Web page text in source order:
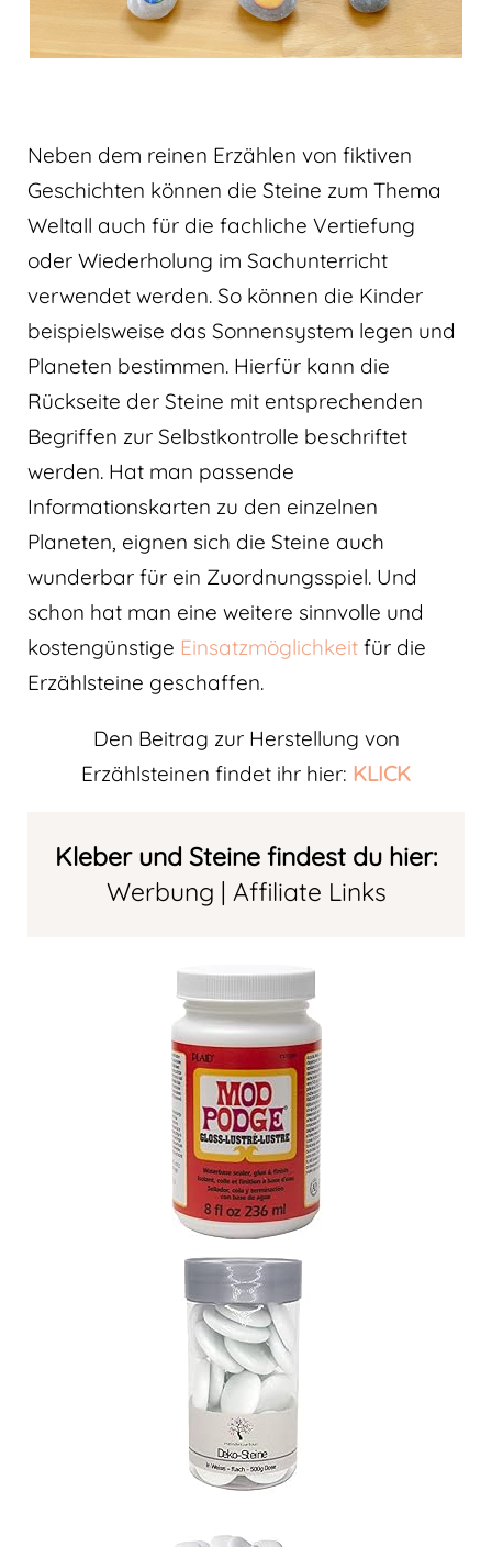
Neben dem reinen Erzählen von fiktiven
Geschichten können die Steine zum Thema
Weltall auch für die fachliche Vertiefung
oder Wiederholung im Sachunterricht
verwendet werden. So können die Kinder
beispielsweise das Sonnensystem legen und
Planeten bestimmen. Hierfür kann die
Rückseite der Steine mit entsprechenden
Begriffen zur Selbstkontrolle beschriftet
werden. Hat man passende
Informationskarten zu den einzelnen
Planeten, eignen sich die Steine auch
wunderbar für ein Zuordnungsspiel. Und
schon hat man eine weitere sinnvolle und
kostengünstige Einsatzmöglichkeit für die
Erzählsteine geschaffen.
Den Beitrag zur Herstellung von
Erzählsteinen findet ihr hier: KLICK
Kleber und Steine findest du hier:
Werbung | Affiliate Links